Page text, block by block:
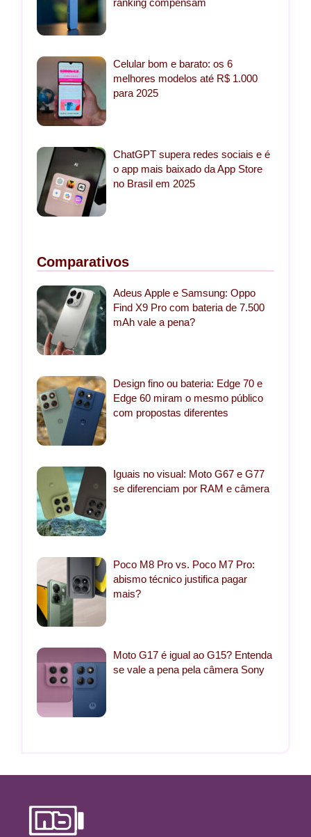
Celular bom e barato: os 6
melhores modelos até R$ 1.000
para 2025
ChatGPT supera redes sociais e é
o app mais baixado da App Store
no Brasil em 2025
Comparativos
Adeus Apple e Samsung: Oppo
Find X9 Pro com bateria de 7.500
mAh vale a pena?
Design fino ou bateria: Edge 70 e
Edge 60 miram o mesmo público
com propostas diferentes
Iguais no visual: Moto G67 e G77
se diferenciam por RAM e câmera
Poco M8 Pro vs. Poco M7 Pro:
abismo técnico justifica pagar
mais?
Moto G17 é igual ao G15? Entenda
se vale a pena pela câmera Sony